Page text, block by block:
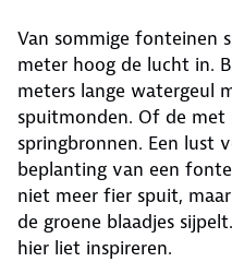
Van sommige fonteinen
meter hoog de lucht in.
meters lange watergeul
spuitmonden. Of de met
springbronnen. Een lust
beplanting van een
niet meer fier spuit,
de groene blaadjes
hier liet inspireren.